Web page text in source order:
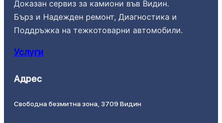
Доказан сервиз за камиони във Видин.
Бърз и Надежден ремонт, Диагностика и
Поддръжка на тежкотоварни автомобили.
Услуги
Адрес
Свободна безмитна зона, 3709 Видин